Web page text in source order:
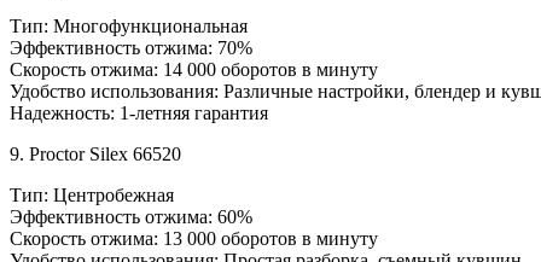
Тип: Многофункциональная
Эффективность отжима: 70%
Скорость отжима: 14 000 оборотов в минуту
Удобство использования: Различные настройки, блендер и
Надежность: 1-летняя гарантия
9. Proctor Silex 66520
Тип: Центробежная
Эффективность отжима: 60%
Скорость отжима: 13 000 оборотов в минуту